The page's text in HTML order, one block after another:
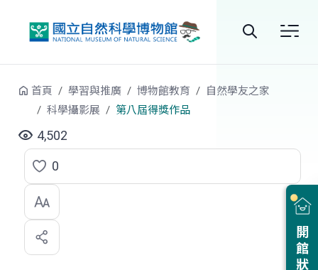
站
首頁 學習與推廣 博物館教育
自然學友之家
科學攝影展
第八屆得獎作品
4,502
點
選
喜
歡
0